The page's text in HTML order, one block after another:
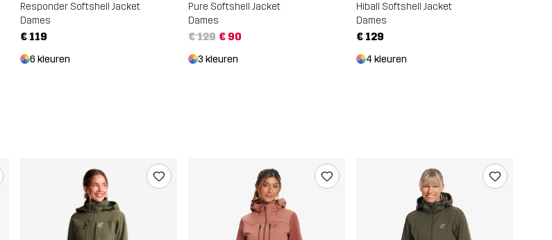
Responder Softshell Jacket
Dames
€ 119
6 kleuren
Pure Softshell Jacket
Dames
€ 129 € 90
3 kleuren
Hiball Softshell Jacket
Dames
€ 129
4 kleuren